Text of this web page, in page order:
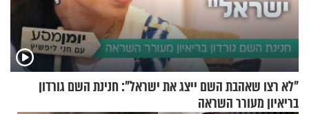
"לא רצו שאהבת השם ייצג את ישראל": חנינת השם גורדון
בריאיון מעורר השראה